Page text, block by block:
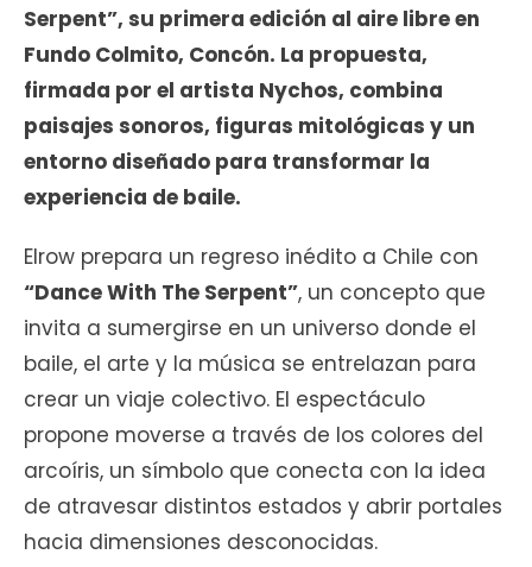
Serpent”, su primera edición al aire libre en
Fundo Colmito, Concón. La propuesta,
firmada por el artista Nychos, combina
paisajes sonoros, figuras mitológicas y un
entorno diseñado para transformar la
experiencia de baile.
Elrow prepara un regreso inédito a Chile con
“Dance With The Serpent”, un concepto que
invita a sumergirse en un universo donde el
baile, el arte y la música se entrelazan para
crear un viaje colectivo. El espectáculo
propone moverse a través de los colores del
arcoíris, un símbolo que conecta con la idea
de atravesar distintos estados y abrir portales
hacia dimensiones desconocidas.